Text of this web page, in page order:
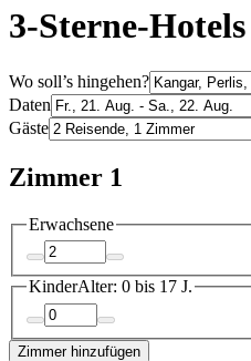
3-Sterne-
Wo soll’s hingehen?
Daten
Gäste
Zimmer 1
Erwachsene
KinderAlter: 0 bis 17 J.
Zimmer hinzufügen